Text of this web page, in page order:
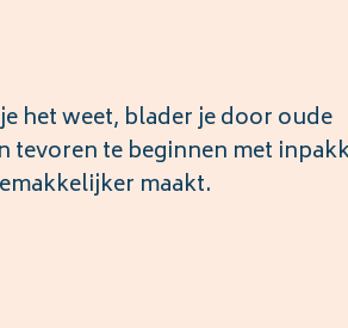
het weet, blader je door oude
tevoren te beginnen met
maakt.